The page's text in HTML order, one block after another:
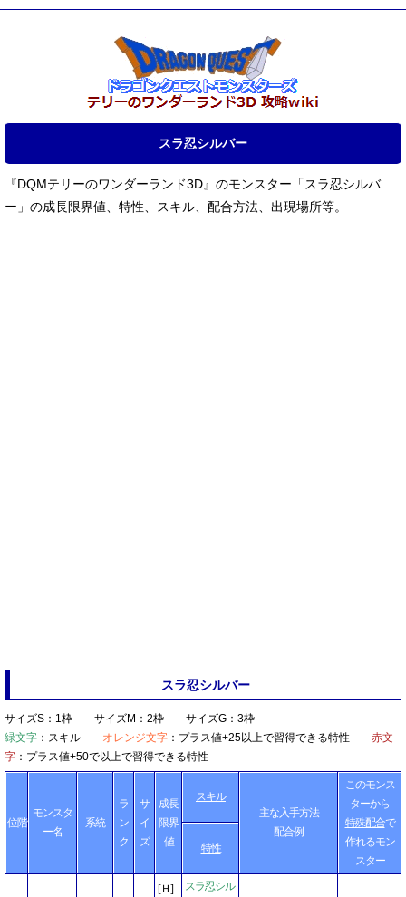
スラ忍シルバー
『DQMテリーのワンダーランド3D』のモンスター「スラ忍シルバ
ー」の成長限界値、特性、スキル、配合方法、出現場所等。
スラ忍シルバー
サイズS：1枠 サイズM：2枠 サイズG：3枠
緑文字 ：スキル オレンジ文字 ：プラス値+25以上で習得できる特性 赤文
字 ：プラス値+50で以上で習得できる特性
位階
モンスタ
ー名
系統
ラ
ン
ク
サ
イ
ズ
成長
限界
値
スキル
主な入手方法
配合例
このモンス
ターから
特殊配合で
作れるモン
スター
特性
[Ｈ]
スラ忍シル